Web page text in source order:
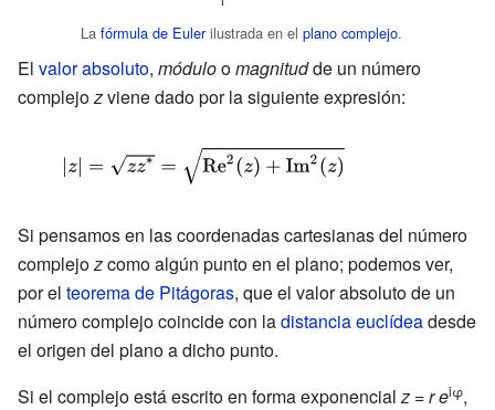
La fórmula de Eulerilustrada en el plano complejo.
El valor absoluto, móduloomagnitudde un número
complejozviene dado por la siguiente expresión:
{\displaystyle |z|=
{\sqrt {zz^{*}}}=
{{\hbox{Re}}^{2}
(z)+
{\hbox{Im}}^{2}
(z)}}}
Si pensamos en las coordenadas cartesianas del número
complejozcomo algún punto en el plano; podemos ver,
por el teorema de Pitágoras, que el valor absoluto de un
número complejo coincide con ladistancia euclídeadesde
el origen del plano a dicho punto.
Si el complejo está escrito en forma exponencial z =r eiφ,